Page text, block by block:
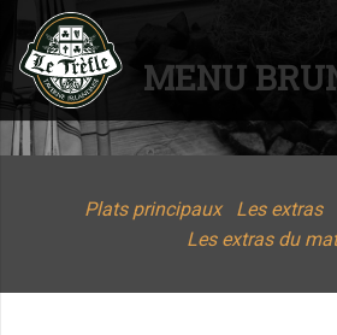
MENU
Plats principaux Les extras
Les extras du